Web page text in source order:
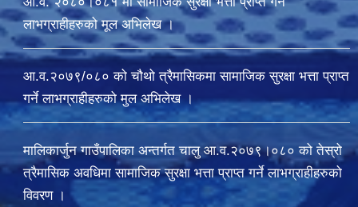
लाभग्राहीहरुको मूल अभिलेख ।
आ.व.२०७९/०८० को चौथो त्रैमासिकमा सामाजिक सुरक्षा भत्ता प्राप्त
गर्ने लाभग्राहीहरुको मुल अभिलेख ।
मालिकार्जुन गाउँपालिका अन्तर्गत चालु आ‍.व.२०७९।०८० को तेस्रो
त्रैमासिक अवधिमा सामाजिक सुरक्षा भत्ता प्राप्त गर्ने लाभग्राहीहरुको
विवरण ।